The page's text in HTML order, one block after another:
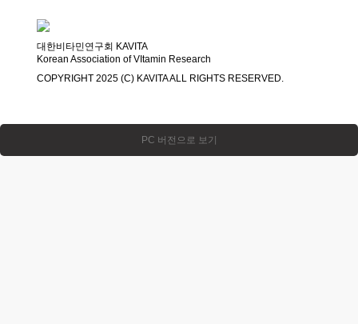
대한비타민연구회 KAVITA
Korean Association of VItamin Research
COPYRIGHT 2025 (C) KAVITA ALL RIGHTS RESERVED.
PC 버전으로 보기